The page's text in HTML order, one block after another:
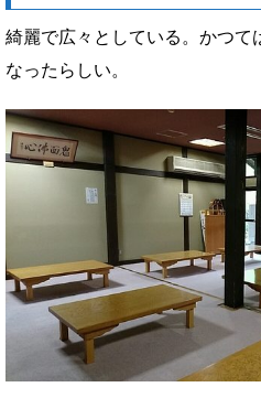
綺麗で広々としている。かつて
なったらしい。